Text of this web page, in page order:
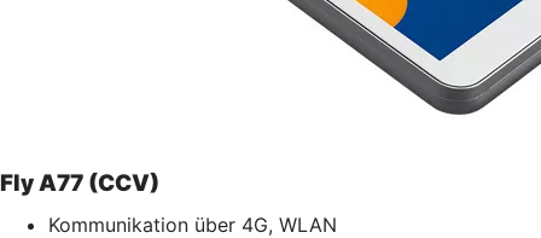
Fly A77 (CCV)
Kommunikation über 4G, WLAN